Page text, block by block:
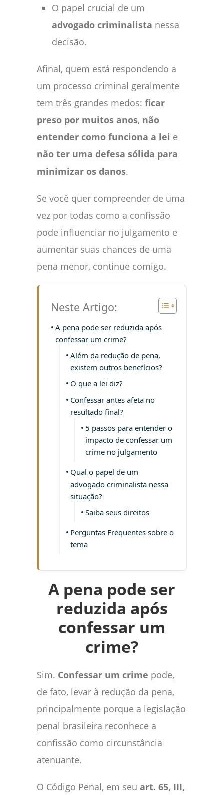
O papel crucial de um
advogado criminalista nessa
decisão.
Afinal, quem está respondendo a
um processo criminal geralmente
tem três grandes medos: ficar
preso por muitos anos, não
entender como funciona a lei e
não ter uma defesa sólida para
minimizar os danos.
Se você quer compreender de uma
vez por todas como a confissão
pode influenciar no julgamento e
aumentar suas chances de uma
pena menor, continue comigo.
Neste Artigo:
A pena pode ser reduzida após
confessar um crime?
Além da redução de pena,
existem outros benefícios?
O que a lei diz?
Confessar antes afeta no
resultado final?
5 passos para entender o
impacto de confessar um
crime no julgamento
Qual o papel de um
advogado criminalista nessa
situação?
Saiba seus direitos
Perguntas Frequentes sobre o
tema
A pena pode ser
reduzida após
confessar um
crime?
Sim. Confessar um crime pode,
de fato, levar à redução da pena,
principalmente porque a legislação
penal brasileira reconhece a
confissão como circunstância
atenuante.
O Código Penal, em seu art. 65, III,